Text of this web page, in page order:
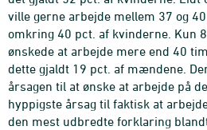
ville gerne arbejde mellem 37 og
omkring 40 pct. af kvinderne. Kun
ønskede at arbejde mere end 40
dette gjaldt 19 pct. af mændene.
årsagen til at ønske at arbejde på
hyppigste årsag til faktisk at
den mest udbredte forklaring